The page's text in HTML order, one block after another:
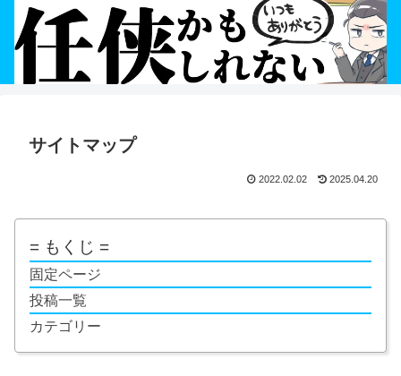
サイトマップ
2022.02.02 2025.04.20
= もくじ =
固定ページ
投稿一覧
カテゴリー